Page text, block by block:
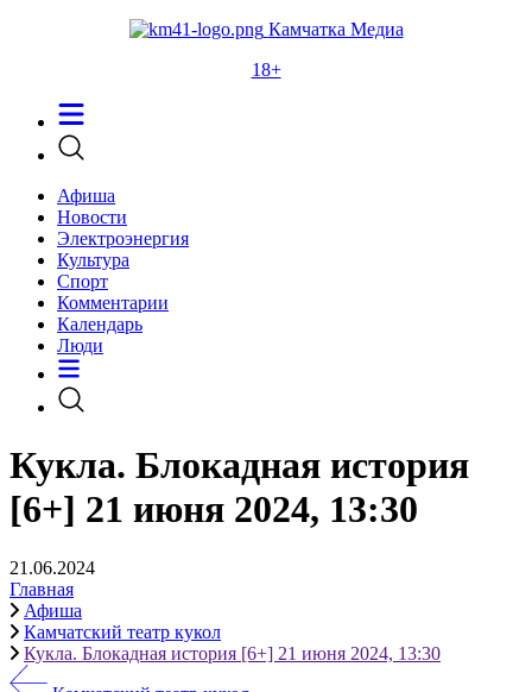
Камчатка Медиа
18+
Афиша
Новости
Электроэнергия
Культура
Спорт
Комментарии
Календарь
Люди
Кукла. Блокадная история
[6+] 21 июня 2024, 13:30
21.06.2024
Главная
Афиша
Камчатский театр кукол
Кукла. Блокадная история [6+] 21 июня 2024, 13:30